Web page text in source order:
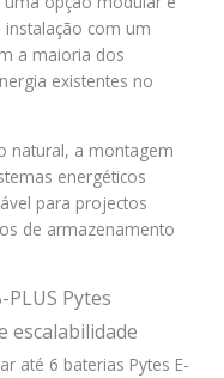
com um
a maioria dos
existentes no
natural, a montagem
energéticos
para projectos
de armazenamento
Pytes
escalabilidade
até 6 baterias Pytes E-